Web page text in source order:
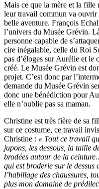
Mais ce que la mère et la fille
leur travail commun va ouvrir
belle aventure. François
l’univers du Musée Grévin.
personne capable de
cire inégalable, celle du Roi
pas d’éloges sur Aurélie et le
créé. Le Musée Grévin est
projet. C’est donc par
demande du Musée Grévin
donc une bénédiction pour
elle n’oublie pas sa maman.
Christine est très fière de sa
sur ce costume, ce travail
Christine : « Tout ce travail
jupons, les dessous, la taille
brodées autour de la
qui est broderie sur le dessus
l’habillage des chaussures,
plus mon domaine de